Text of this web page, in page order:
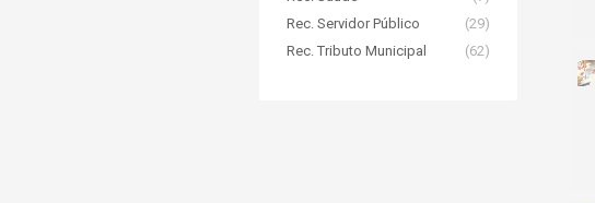
Rec. Servidor Público
(29)
Rec. Tributo Municipal
(62)